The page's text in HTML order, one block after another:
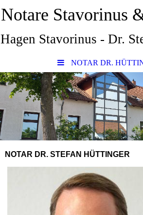
Notare Stavorinus
Hagen Stavorinus - Dr.
NOTAR DR.
NOTAR DR. STEFAN HÜTTINGER